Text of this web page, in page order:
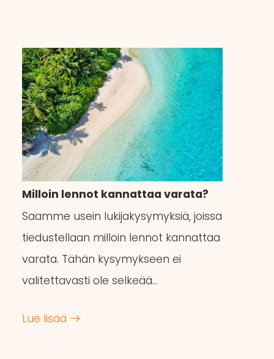
Milloin lennot kannattaa varata?
Saamme usein lukijakysymyksiä, joissa
tiedustellaan milloin lennot kannattaa
varata. Tähän kysymykseen ei
valitettavasti ole selkeää…
Lue lisää